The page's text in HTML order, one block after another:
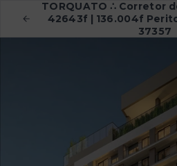
TORQUATO ∴ Corretor
42643f | 136.004f
37357